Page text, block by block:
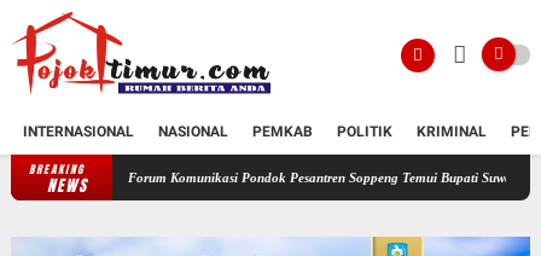
INTERNASIONAL NASIONAL PEMKAB POLITIK KRIMINAL
BREAKING
NEWS
Forum Komunikasi Pondok Pesantren Soppeng Temui Bupati Suwardi Haseng